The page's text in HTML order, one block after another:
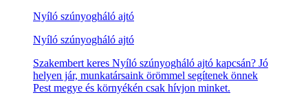
Nyíló szúnyogháló ajtó
Nyíló szúnyogháló ajtó
Szakembert keres Nyíló szúnyogháló ajtó kapcsán? Jó
helyen jár, munkatársaink örömmel segítenek önnek
Pest megye és környékén csak hívjon minket.